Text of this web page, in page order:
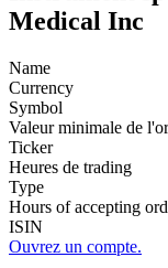
Medical Inc
Name
Currency
Symbol
Valeur minimale de
Ticker
Heures de trading
Type
Hours of accepting
ISIN
Ouvrez un compte.